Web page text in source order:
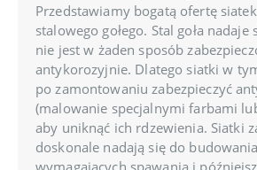
Przedstawiamy bogatą ofertę
stalowego gołego. Stal goła
nie jest w żaden sposób
antykorozyjnie. Dlatego siatki w
po zamontowaniu zabezpieczyć
(malowanie specjalnymi farbami
aby uniknąć ich rdzewienia. Siatki
doskonale nadają się do
wymagających spawania i